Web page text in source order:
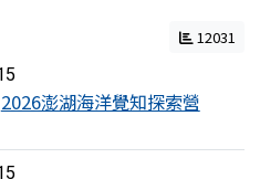
12031
2026澎湖海洋覺知探索營